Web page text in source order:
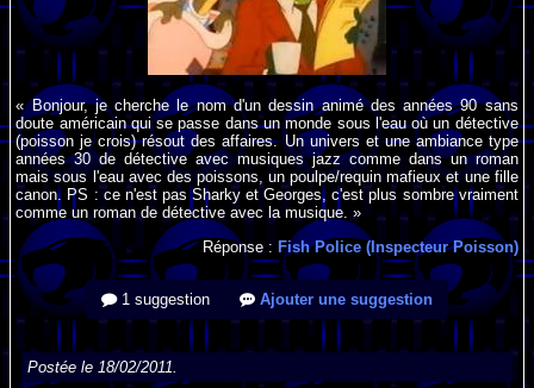
« Bonjour, je cherche le nom d'un dessin animé des années 90 sans
doute américain qui se passe dans un monde sous l'eau où un détective
(poisson je crois) résout des affaires. Un univers et une ambiance type
années 30 de détective avec musiques jazz comme dans un roman
mais sous l'eau avec des poissons, un poulpe/requin mafieux et une fille
canon. PS : ce n'est pas Sharky et Georges, c'est plus sombre vraiment
comme un roman de détective avec la musique. »
Réponse : Fish Police (Inspecteur Poisson)
1 suggestion Ajouter une suggestion
Postée le 18/02/2011.